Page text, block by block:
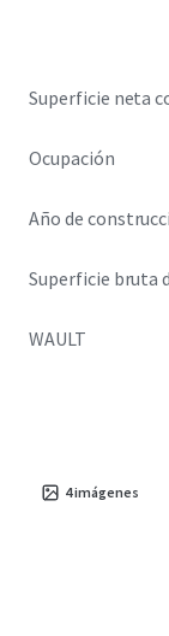
the interchange
population of
Superficie neta
Ocupación
Año de
Superficie bruta
WAULT
4imágenes